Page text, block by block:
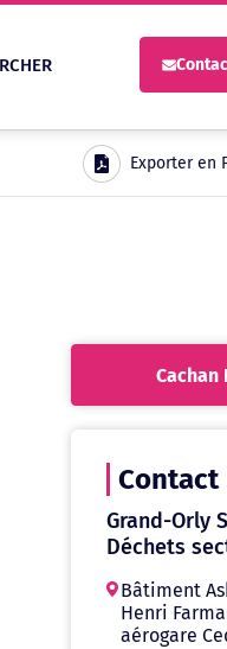
Exporter en
Cachan
Contact
Grand-Orly
Déchets
Bâtiment
Henri
aérogare